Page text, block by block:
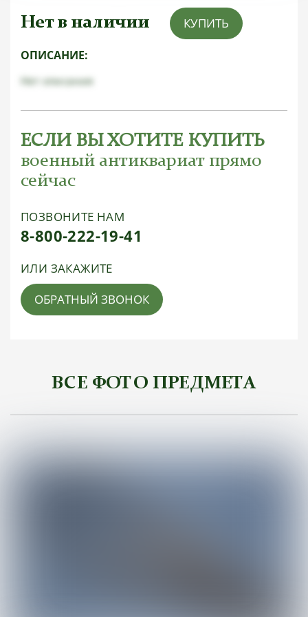
Нет в наличии КУПИТЬ
ОПИСАНИЕ:
Нет описания
ЕСЛИ ВЫ ХОТИТЕ КУПИТЬ
военный антиквариат прямо
сейчас
ПОЗВОНИТЕ НАМ
8-800-222-19-41
ИЛИ ЗАКАЖИТЕ
ОБРАТНЫЙ ЗВОНОК
ВСЕ ФОТО ПРЕДМЕТА